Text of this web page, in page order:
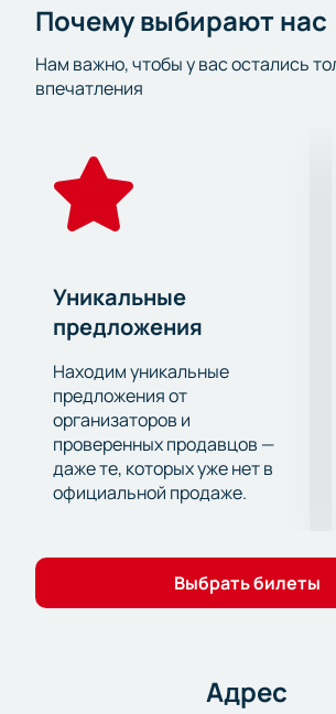
Почему выбирают нас
Нам важно, чтобы у вас остались
впечатления
Уникальные
предложения
Находим уникальные
предложения от
организаторов и
проверенных продавцов —
даже те, которых уже нет в
официальной продаже.
Выбрать билеты
Адрес